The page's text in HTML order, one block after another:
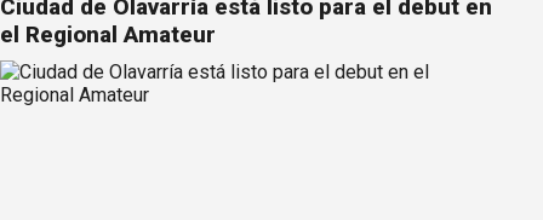
Ciudad de Olavarría está listo para el debut en
el Regional Amateur